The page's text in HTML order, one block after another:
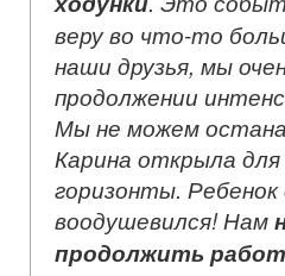
веру во что-то
наши друзья, мы
продолжении
Мы не можем
Карина открыла для
горизонты. Ребенок
воодушевился! Нам
продолжить